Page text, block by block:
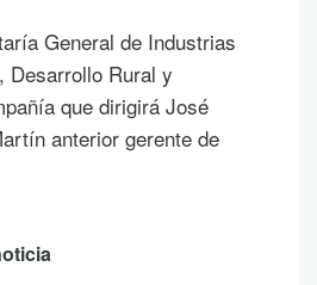
leer junto al mar, bajo la
o mientras contemplas
la montaña.